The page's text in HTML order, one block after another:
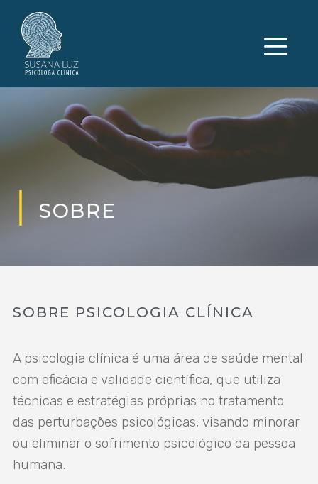
SOBRE
SOBRE PSICOLOGIA CLÍNICA
A psicologia clínica é uma área de saúde mental
com eficácia e validade científica, que utiliza
técnicas e estratégias próprias no tratamento
das perturbações psicológicas, visando minorar
ou eliminar o sofrimento psicológico da pessoa
humana.